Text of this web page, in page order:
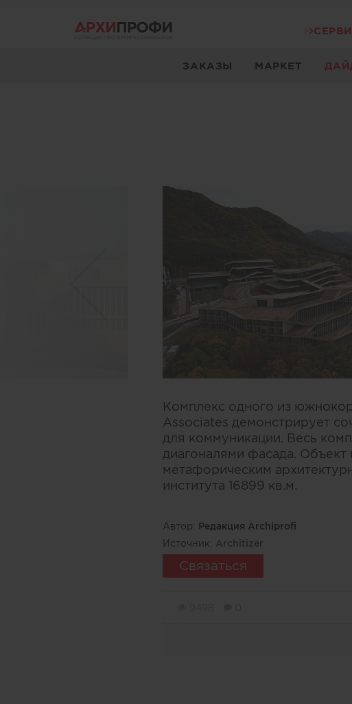
ЗАКАЗЫ МАРКЕТ
Комплекс одного из
Associates демонстрирует
для коммуникации. Весь
диагоналями фасада.
метафорическим
института 16899 кв.м.
Автор: Редакция Archiprofi
Источник: Architizer
Связаться